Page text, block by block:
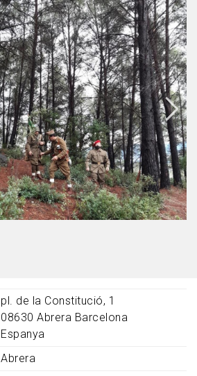
pl. de la Constitució, 1
08630 Abrera Barcelona
Espanya
Abrera